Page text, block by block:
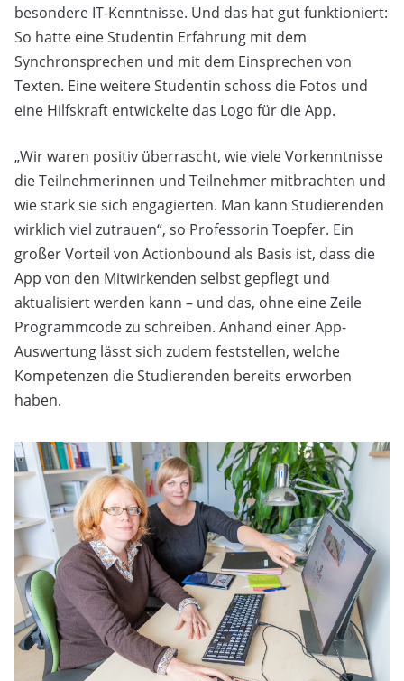
besondere IT-Kenntnisse. Und das hat gut funktioniert:
So hatte eine Studentin Erfahrung mit dem
Synchronsprechen und mit dem Einsprechen von
Texten. Eine weitere Studentin schoss die Fotos und
eine Hilfskraft entwickelte das Logo für die App.
„Wir waren positiv überrascht, wie viele Vorkenntnisse
die Teilnehmerinnen und Teilnehmer mitbrachten und
wie stark sie sich engagierten. Man kann Studierenden
wirklich viel zutrauen“, so Professorin Toepfer. Ein
großer Vorteil von Actionbound als Basis ist, dass die
App von den Mitwirkenden selbst gepflegt und
aktualisiert werden kann – und das, ohne eine Zeile
Programmcode zu schreiben. Anhand einer App-
Auswertung lässt sich zudem feststellen, welche
Kompetenzen die Studierenden bereits erworben
haben.